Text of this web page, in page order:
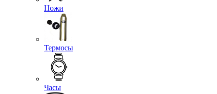
Ножи
Термосы
Часы